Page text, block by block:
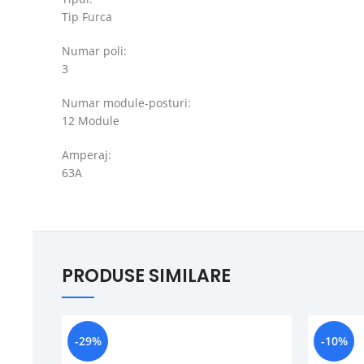
Tip Furca
Numar poli:
3
Numar module-posturi:
12 Module
Amperaj:
63A
PRODUSE SIMILARE
-29% -10%